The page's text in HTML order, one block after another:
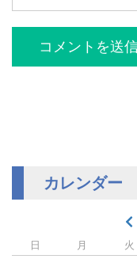
カレンダー
日 月 火